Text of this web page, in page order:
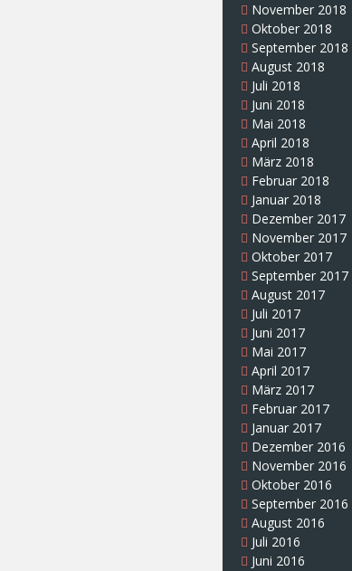
November 2018
Oktober 2018
September 2018
August 2018
Juli 2018
Juni 2018
Mai 2018
April 2018
März 2018
Februar 2018
Januar 2018
Dezember 2017
November 2017
Oktober 2017
September 2017
August 2017
Juli 2017
Juni 2017
Mai 2017
April 2017
März 2017
Februar 2017
Januar 2017
Dezember 2016
November 2016
Oktober 2016
September 2016
August 2016
Juli 2016
Juni 2016